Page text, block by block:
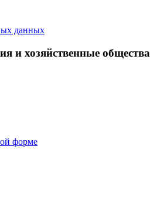
данных
и хозяйственные общества
форме